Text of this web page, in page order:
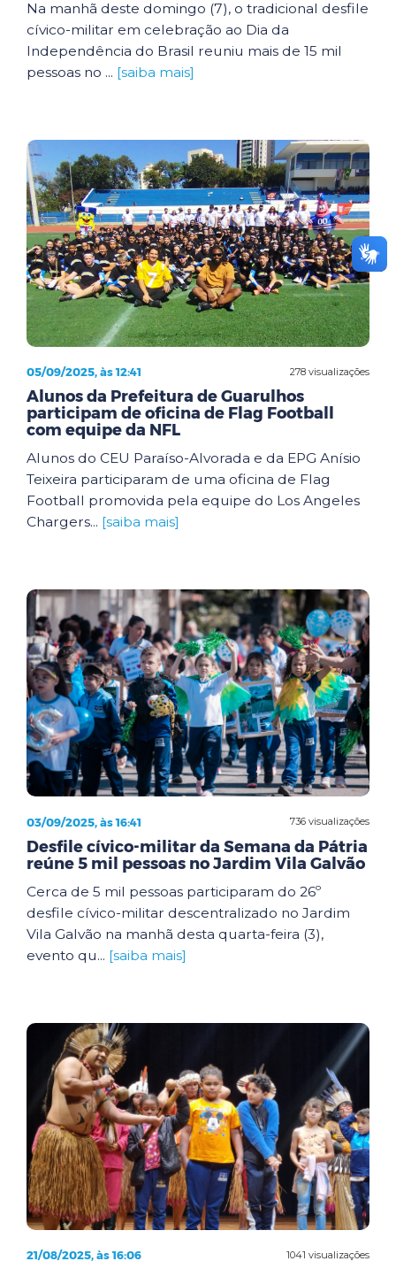
Na manhã deste domingo (7), o tradicional desfile
cívico-militar em celebração ao Dia da
Independência do Brasil reuniu mais de 15 mil
pessoas no ... [saiba mais]
278 visualizações
05/09/2025, às 12:41
Alunos da Prefeitura de Guarulhos
participam de oficina de Flag Football
com equipe da NFL
Alunos do CEU Paraíso-Alvorada e da EPG Anísio
Teixeira participaram de uma oficina de Flag
Football promovida pela equipe do Los Angeles
Chargers... [saiba mais]
736 visualizações
03/09/2025, às 16:41
Desfile cívico-militar da Semana da Pátria
reúne 5 mil pessoas no Jardim Vila Galvão
Cerca de 5 mil pessoas participaram do 26º
desfile cívico-militar descentralizado no Jardim
Vila Galvão na manhã desta quarta-feira (3),
evento qu... [saiba mais]
1041 visualizações
21/08/2025, às 16:06